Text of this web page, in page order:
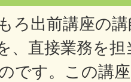
ろ出前講座の
、直接業務を
です。この講